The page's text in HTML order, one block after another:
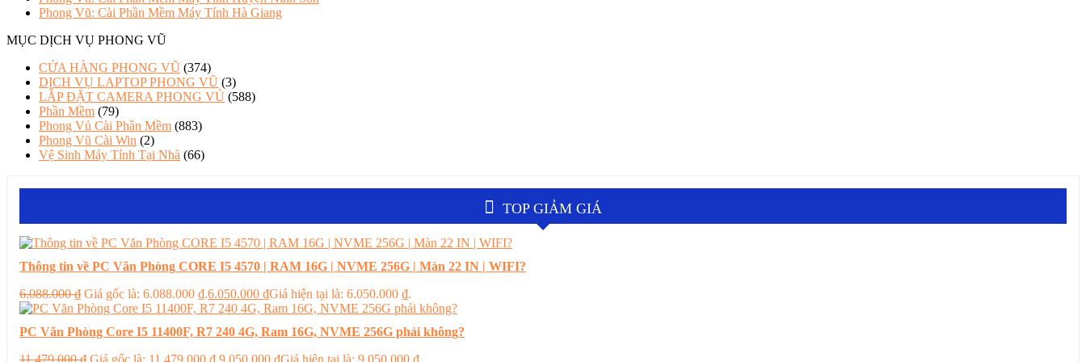
Phong Vũ: Cài Phần Mềm Máy Tính Hà Giang
MỤC DỊCH VỤ PHONG VŨ
CỬA HÀNG PHONG VŨ (374)
DỊCH VỤ LAPTOP PHONG VŨ (3)
LẮP ĐẶT CAMERA PHONG VỦ (588)
Phần Mềm (79)
Phong Vủ Cài Phần Mềm (883)
Phong Vũ Cài Win (2)
Vệ Sinh Máy Tính Tại Nhà (66)
TOP GIẢM GIÁ
Thông tin về PC Văn Phòng CORE I5 4570 | RAM 16G | NVME 256G | Màn 22 IN | WIFI?
6.088.000₫ Giá gốc là: 6.088.000 ₫.6.050.000 ₫Giá hiện tại là: 6.050.000 ₫.
PC Văn Phòng Core I5 11400F, R7 240 4G, Ram 16G, NVME 256G phải không?
11.479.000₫ Giá gốc là: 11.479.000 ₫. 9.050.000 ₫Giá hiện tại là: 9.050.000 ₫.